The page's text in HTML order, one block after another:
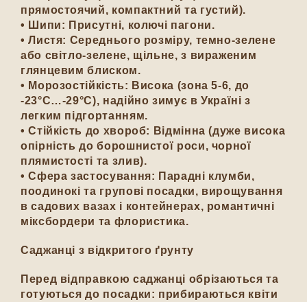
прямостоячий, компактний та густий).
• Шипи: Присутні, колючі пагони.
•Листя: Середнього розміру, темно-зелене
або світло-зелене, щільне, з вираженим
глянцевим блиском.
• Морозостійкість: Висока (зона 5-6, до
-23°C…-29°C), надійно зимує в Україні з
легким підгортанням.
•Стійкість до хвороб: Відмінна (дуже висока
опірність до борошнистої роси, чорної
плямистості та злив).
•Сфера застосування: Парадні клумби,
поодинокі та групові посадки, вирощування
в садових вазах і контейнерах, романтичні
міксбордери та флористика.
Саджанці з відкритого ґрунту
Перед відправкою саджанці обрізаються та
готуються до посадки: прибираються квіти